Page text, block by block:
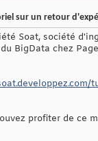
sur un retour
Soat, société
BigData chez
profiter de ce